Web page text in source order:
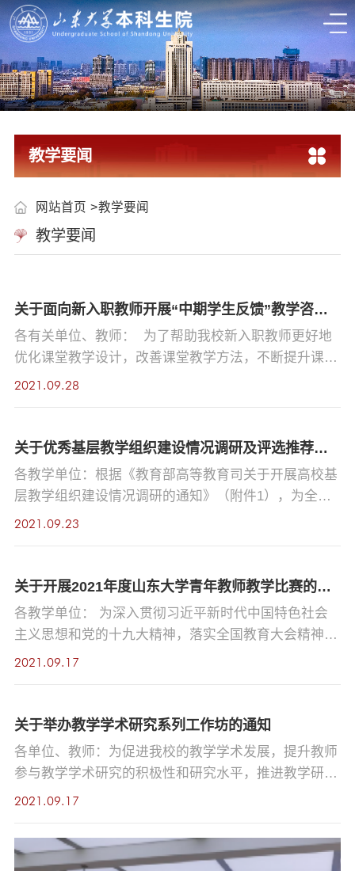
教学要闻
网站首页 教学要闻
教学要闻
关于面向新入职教师开展“中期学生反馈”教学咨询活动的通知
各有关单位、教师： 为了帮助我校新入职教师更好地
优化课堂教学设计，改善课堂教学方法，不断提升课堂
教学效果与教学水平，根据学校对新入职教师的教学研
近三年新入职（2018年7月1日以后入职）且本学期正常
开课的教师，其他教师也可以自愿报名参加。二、预约
申请：请扫描附件中的二维码预约报名。 三、报名截
止时间：上课...
2021.09.28
关于优秀基层教学组织建设情况调研及评选推荐的通知
各教学单位：根据《教育部高等教育司关于开展高校基
层教学组织建设情况调研的通知》（附件1），为全面
了解我校各教学单位基层教学组织建设情况，推动学院
升教学质量，凝练和推广基层教学组织建设的优秀做法
和典型经验，学校决定开展优秀基层教学组织建设情况
调研及推荐评优工作，现将有关事项通知如下：一、调
研内容 调研...
2021.09.23
关于开展2021年度山东大学青年教师教学比赛的通知
各教学单位： 为深入贯彻习近平新时代中国特色社会
主义思想和党的十九大精神，落实全国教育大会精神及
中共中央、国务院《关于全面深化新时代教师队伍建设
长，更新教育教学理念，提升教学能力和水平，学校决
定开展2021年度青年教师教学比赛。现将有关事项通知
如下： 一、参赛条件 凡我校取得高等学校教师资格证
并从事教育教学工...
2021.09.17
关于举办教学学术研究系列工作坊的通知
各单位、教师：为促进我校的教学学术发展，提升教师
参与教学学术研究的积极性和研究水平，推进教学研究
和改革，支撑一流本科建设，学校决定举行教学学术研
下：一、活动时间本学期利用周四下午例行研修（不少
于三次），具体时间邮件另行通知。二、活动地点中心
2021.09.17